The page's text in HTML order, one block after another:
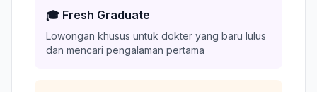
🎓 Fresh Graduate
Lowongan khusus untuk dokter yang baru lulus
dan mencari pengalaman pertama